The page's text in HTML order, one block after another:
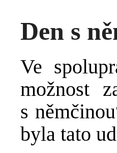
Den s
Ve
možnost
s
byla tato